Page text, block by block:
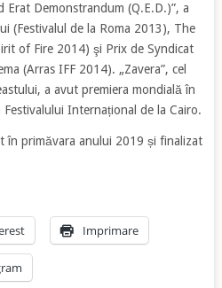
Erat Demonstrandum (Q.E.D.)”, a
(Festivalul de la Roma 2013), The
of Fire 2014) şi Prix de Syndicat
(Arras IFF 2014). „Zavera”, cel
a avut premiera mondială în
Internațional de la Cairo.
în primăvara anului 2019 și finalizat
Imprimare